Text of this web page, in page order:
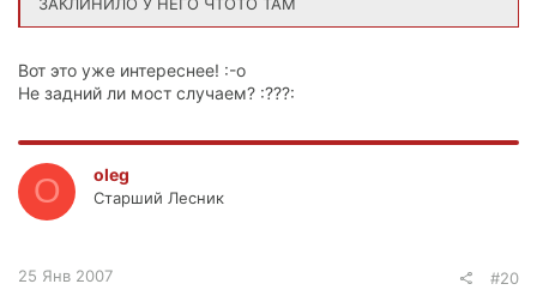
Вот это уже интереснее! :-o
Не задний ли мост случаем? :???:
O oleg
Старший Лесник
25 Янв 2007 #20